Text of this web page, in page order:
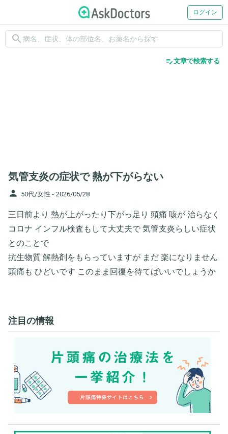
ログイン
search
edit_note文章で検索する
気管支炎の症状で 熱が下がらない
person 50代/女性 - 2026/05/28
三日前より 熱が上がったり下がっ足り 頭痛 咳が 治らなく
コロナ インフル検査もして大丈夫で 気管支炎らしい症状
とのことで
抗生物質 解熱剤をもらっていますが まだ 楽になりません
頭痛も ひどいです このまま回復を待てばいいでしょうか
注目の情報